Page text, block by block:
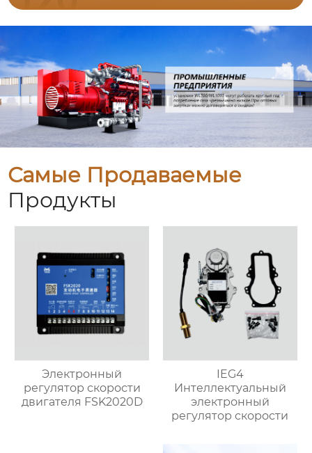
Самые Продаваемые
Продукты
Электронный
регулятор скорости
двигателя FSK2020D
IEG4
Интеллектуальный
электронный
регулятор скорости